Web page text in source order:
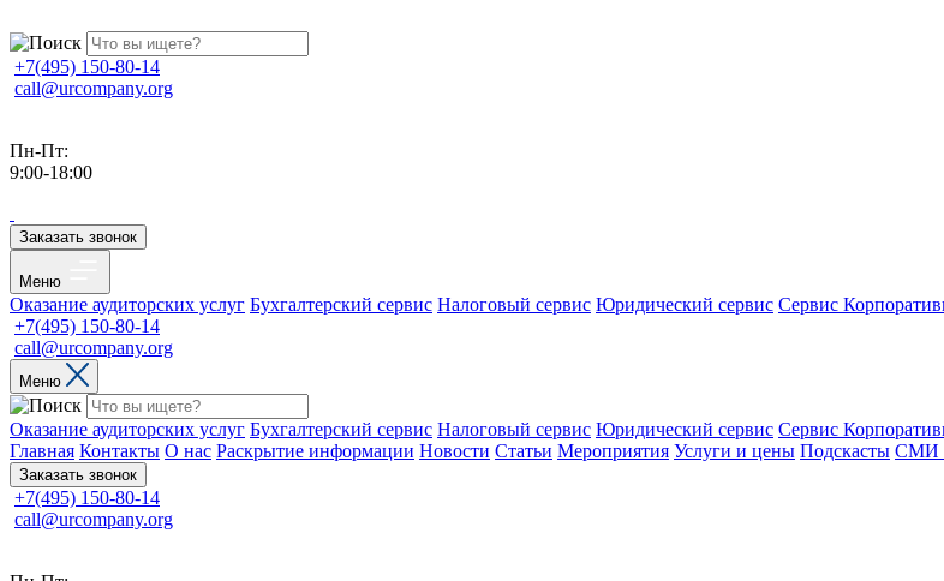
+7(495) 150-80-14
call@urcompany.org
Пн-Пт:
9:00-18:00
Заказать звонок
Меню
Оказание аудиторских услуг Бухгалтерский сервис Налоговый сервис Юридический сервис Сервис
+7(495) 150-80-14
call@urcompany.org
Меню
Оказание аудиторских услуг Бухгалтерский сервис Налоговый сервис Юридический сервис Сервис
Главная Контакты О нас Раскрытие информации Новости Статьи Мероприятия Услуги и цены Подскасты СМИ
Заказать звонок
+7(495) 150-80-14
call@urcompany.org